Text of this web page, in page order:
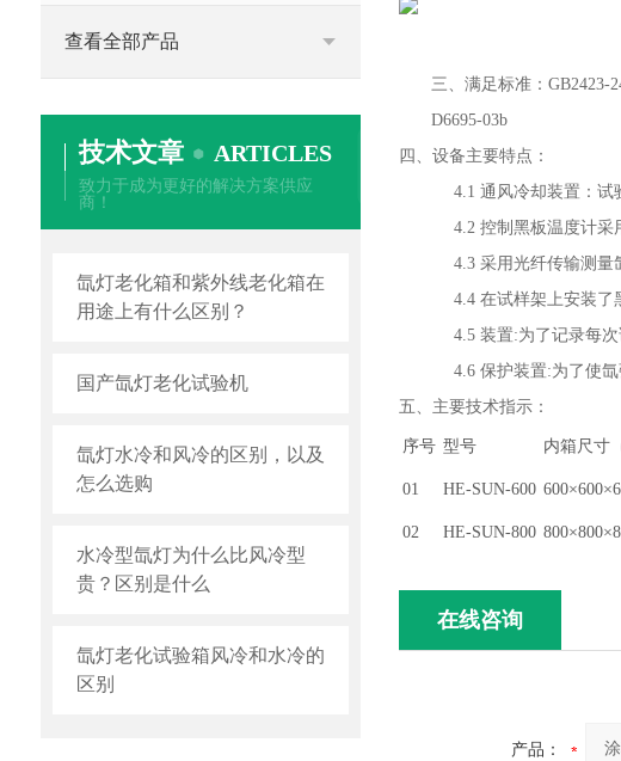
三、满足标准：GB2423-
D6695-03b
四、设备主要特点：
4.1 通风冷却装置：试
4.2 控制黑板温度计采
4.3 采用光纤传输测量
4.4 在试样架上安装了
4.5 装置:为了记录每
4.6 保护装置:为了使
五、主要技术指示：
序号 型号 内箱尺寸
01 HE-SUN-600 600×600×
02 HE-SUN-800 800×800×
在线咨询
产品：
查看全部产品
技术文章 ARTICLES
致力于成为更好的解决方案供应
商！
氙灯老化箱和紫外线老化箱在
用途上有什么区别？
国产氙灯老化试验机
氙灯水冷和风冷的区别，以及
怎么选购
水冷型氙灯为什么比风冷型
贵？区别是什么
氙灯老化试验箱风冷和水冷的
区别